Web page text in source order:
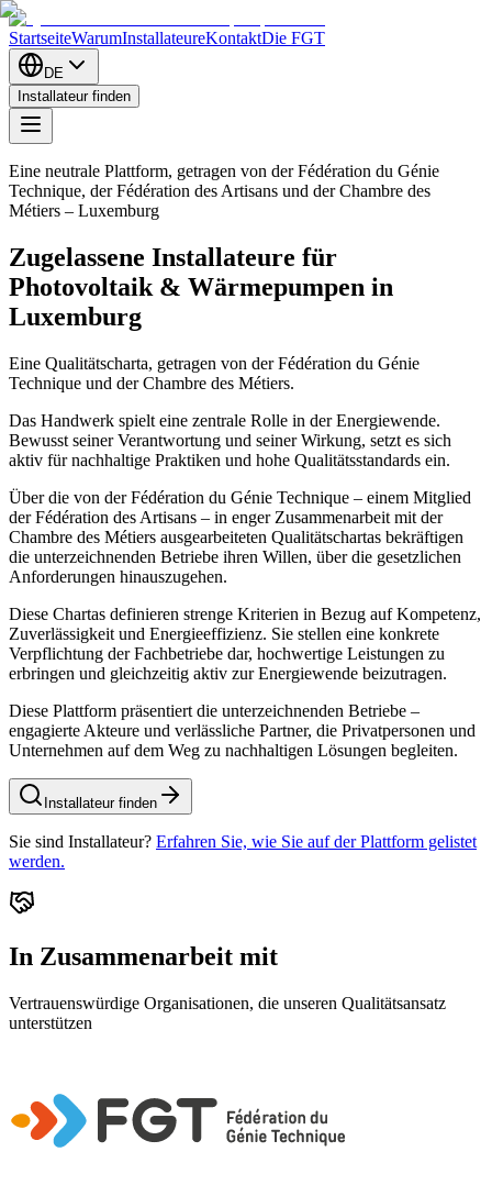
StartseiteWarumInstallateureKontaktDie FGT
DE
Installateur finden
Eine neutrale Plattform, getragen von der Fédération du Génie
Technique, der Fédération des Artisans und der Chambre des
Métiers – Luxemburg
Zugelassene Installateure für
Photovoltaik & Wärmepumpen in
Luxemburg
Eine Qualitätscharta, getragen von der Fédération du Génie
Technique und der Chambre des Métiers.
Das Handwerk spielt eine zentrale Rolle in der Energiewende.
Bewusst seiner Verantwortung und seiner Wirkung, setzt es sich
aktiv für nachhaltige Praktiken und hohe Qualitätsstandards ein.
Über die von der Fédération du Génie Technique – einem Mitglied
der Fédération des Artisans – in enger Zusammenarbeit mit der
Chambre des Métiers ausgearbeiteten Qualitätschartas bekräftigen
die unterzeichnenden Betriebe ihren Willen, über die gesetzlichen
Anforderungen hinauszugehen.
Diese Chartas definieren strenge Kriterien in Bezug auf Kompetenz,
Zuverlässigkeit und Energieeffizienz. Sie stellen eine konkrete
Verpflichtung der Fachbetriebe dar, hochwertige Leistungen zu
erbringen und gleichzeitig aktiv zur Energiewende beizutragen.
Diese Plattform präsentiert die unterzeichnenden Betriebe –
engagierte Akteure und verlässliche Partner, die Privatpersonen und
Unternehmen auf dem Weg zu nachhaltigen Lösungen begleiten.
Installateur finden
Sie sind Installateur? Erfahren Sie, wie Sie auf der Plattform gelistet
werden.
In Zusammenarbeit mit
Vertrauenswürdige Organisationen, die unseren Qualitätsansatz
unterstützen